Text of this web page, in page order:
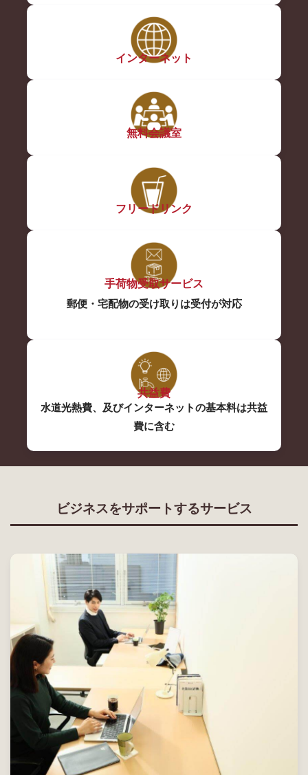
インターネット
無料会議室
フリードリンク
手荷物受取サービス
郵便・宅配物の受け取りは受付が対応
共益費
水道光熱費、及びインターネットの基本料は共益
費に含む
ビジネスをサポートするサービス